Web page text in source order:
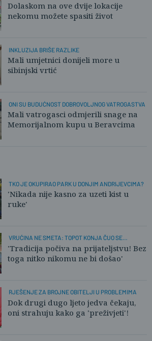
Dolaskom na ove dvije lokacije
nekomu možete spasiti život
INKLUZIJA BRIŠE RAZLIKE
Mali umjetnici donijeli more u
sibinjski vrtić
ONI SU BUDUĆNOST DOBROVOLJNOG VATROGASTVA
Mali vatrogasci odmjerili snage na
Memorijalnom kupu u Beravcima
TKO JE OKUPIRAO PARK U DONJIM ANDRIJEVCIMA?
'Nikada nije kasno za uzeti kist u
ruke'
VRUĆINA NE SMETA: TOPOT KONJA ČUO SE
KOPANICOM
'Tradicija počiva na prijateljstvu! Bez
toga nitko nikomu ne bi došao'
RJEŠENJE ZA BROJNE OBITELJI U PROBLEMIMA
Dok drugi dugo ljeto jedva čekaju,
oni strahuju kako ga 'preživjeti'!